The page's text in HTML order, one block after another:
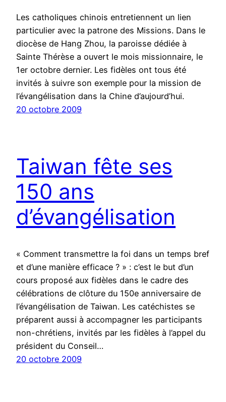
Les catholiques chinois entretiennent un lien
particulier avec la patrone des Missions. Dans le
diocèse de Hang Zhou, la paroisse dédiée à
Sainte Thérèse a ouvert le mois missionnaire, le
1er octobre dernier. Les fidèles ont tous été
invités à suivre son exemple pour la mission de
l’évangélisation dans la Chine d’aujourd’hui.
20 octobre 2009
Taiwan fête ses
150 ans
d’évangélisation
« Comment transmettre la foi dans un temps bref
et d’une manière efficace ? » : c’est le but d’un
cours proposé aux fidèles dans le cadre des
célébrations de clôture du 150e anniversaire de
l’évangélisation de Taiwan. Les catéchistes se
préparent aussi à accompagner les participants
non-chrétiens, invités par les fidèles à l’appel du
président du Conseil…
20 octobre 2009